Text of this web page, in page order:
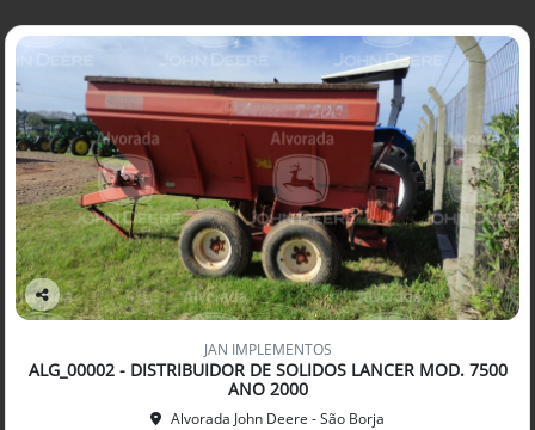
Co
arti
lhe
JAN IMPLEMENTOS
ALG_00002 - DISTRIBUIDOR DE SOLIDOS LANCER MOD. 7500
ANO 2000
Alvorada John Deere - São Borja